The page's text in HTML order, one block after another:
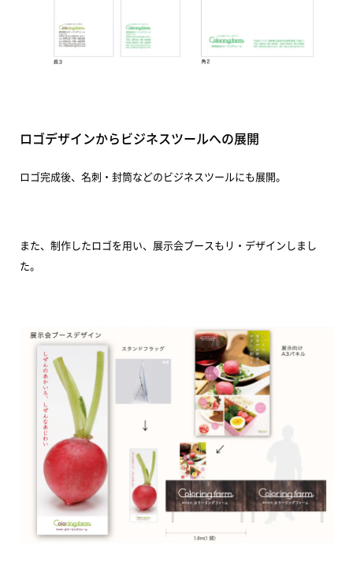
ロゴデザインからビジネスツールへの展開
ロゴ完成後、名刺・封筒などのビジネスツールにも展開。
また、制作したロゴを用い、展示会ブースもリ・デザインしまし
た。